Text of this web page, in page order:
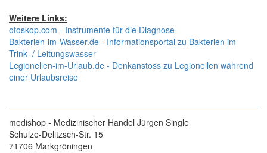
Weitere Links:
otoskop.com - Instrumente für die Diagnose
Bakterien-im-Wasser.de - Informationsportal zu Bakterien im
Trink- / Leitungswasser
Legionellen-im-Urlaub.de - Denkanstoss zu Legionellen während
einer Urlaubsreise
medishop - Medizinischer Handel Jürgen Single
Schulze-Delitzsch-Str. 15
71706 Markgröningen